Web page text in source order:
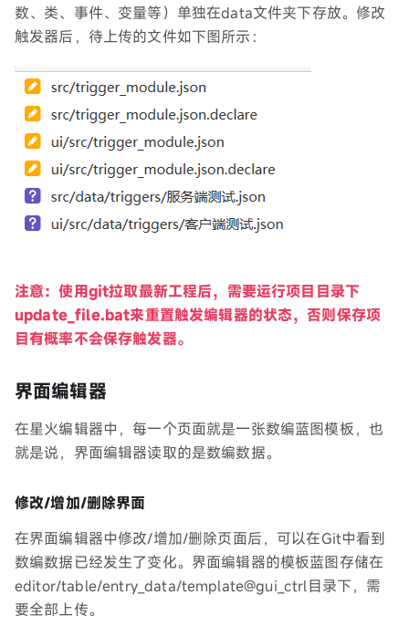
数、类、事件、变量等）单独在data文件夹下存放。修改
触发器后，待上传的文件如下图所示：
注意：使用git拉取最新工程后，需要运行项目目录下
update_file.bat来重置触发编辑器的状态，否则保存项
目有概率不会保存触发器。
界面编辑器
在星火编辑器中，每一个页面就是一张数编蓝图模板，也
就是说，界面编辑器读取的是数编数据。
修改/增加/删除界面
在界面编辑器中修改/增加/删除页面后，可以在Git中看到
数编数据已经发生了变化。界面编辑器的模板蓝图存储在
editor/table/entry_data/template@gui_ctrl目录下，需
要全部上传。